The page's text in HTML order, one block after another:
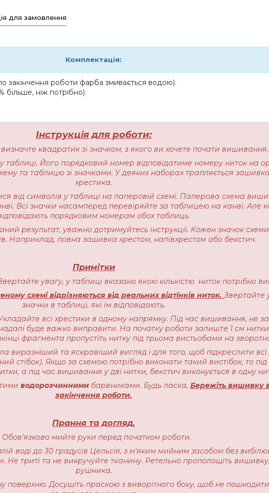
для замовлення
Комплектація:
закінчення роботи фарба змивається водою).
більше, ніж потрібно).
Інструкція для роботи:
визначте квадратик зі значком, з якого ви хочете почати вишивання.
таблиці. Його порядковий номер відповідатиме номеру ниток на
та таблицю зі значками. У деяких наборах трапляється зашивка
хрестика.
від символів у таблиці на паперовій схемі. Паперова схема
Всі значки насамперед перевіряйте за таблицею на канві. Але
порядковим номерам обох таблиць.
результат, уважно дотримуйтесь інструкції. Кожен значок
Наприклад, повна зашивка хрестом, напівхрестом або бекстич.
Примітки
увагу, у таблиці вказано якою кількістю ниток потрібно
схемі відрізняються від реальних відтінків ниток.Звертайте
значки в таблиці, які їм відповідають.
всі хрестики в одному напрямку. Під час вишивання, не
буде важко виправити. На початку роботи залиште 1 см нитки
фрагмента пропустіть нитку під трьома вистьобами на
виразніший та яскравіший вигляд і для того, щоб підкреслити всі
стібок). Якщо за схемою потрібно виконати такий вистібок, то
а під час вишивання у дві нитки, бекстич виконується в одну
водорозчинними барвниками. Будь ласка, Бережіть вишивку
закінчення роботи.
Прання та догляд.
Обов'язково мийте руки перед початком роботи.
воді до 30 градусів Цельсія, з м'яким мийним засобом без
Не триті та не викручуйте тканину. Ретельно прополощіть
рушника.
поверхню. Досушіть праскою з виворітного боку, щоб не